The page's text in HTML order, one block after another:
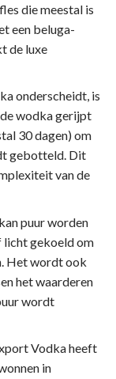
die meestal is
een beluga-
de luxe
onderscheidt, is
wodka gerijpt
30 dagen) om
gebotteld. Dit
van de
puur worden
licht gekoeld om
Het wordt ook
het waarderen
wordt
Vodka heeft
in